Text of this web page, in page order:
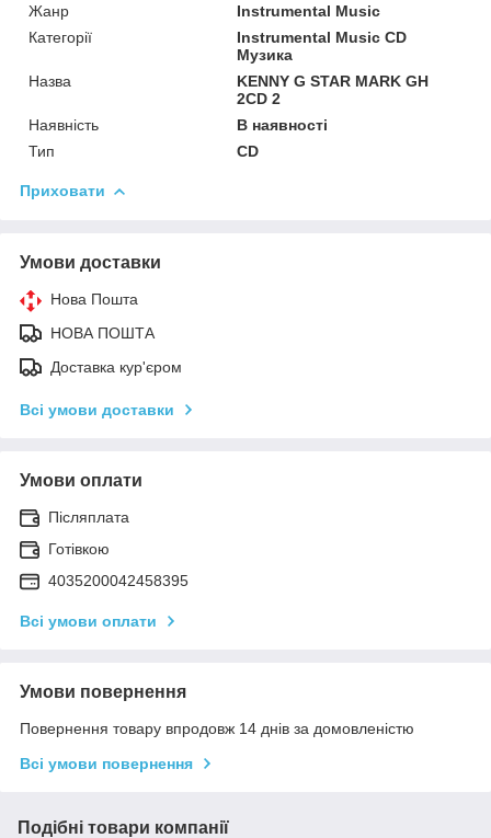
Жанр
Instrumental Music
Категорії
Instrumental Music CD
Музика
Назва
KENNY G STAR MARK GH
2CD 2
Наявність
В наявності
Тип
CD
Приховати
Умови доставки
Нова Пошта
НОВА ПОШТА
Доставка кур'єром
Всі умови доставки
Умови оплати
Післяплата
Готівкою
4035200042458395
Всі умови оплати
Умови повернення
Повернення товару впродовж 14 днів за домовленістю
Всі умови повернення
Подібні товари компанії